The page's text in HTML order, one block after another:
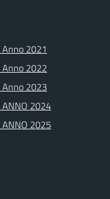
Anno 2021
Anno 2022
Anno 2023
ANNO 2024
ANNO 2025